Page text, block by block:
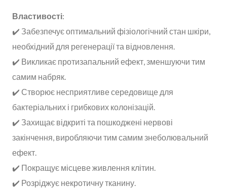
Властивості:
✔️ Забезпечує оптимальний фізіологічний стан шкіри,
необхідний для регенерації та відновлення.
✔️ Викликає протизапальний ефект, зменшуючи тим
самим набряк.
✔️ Створює несприятливе середовище для
бактеріальних і грибкових колонізацій.
✔️ Захищає відкриті та пошкоджені нервові
закінчення, виробляючи тим самим знеболювальний
ефект.
✔️ Покращує місцеве живлення клітин.
✔️ Розріджує некротичну тканину.